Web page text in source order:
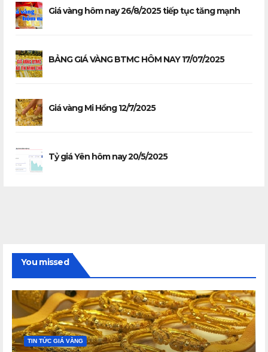
Giá vàng hôm nay 26/8/2025 tiếp tục tăng mạnh
BẢNG GIÁ VÀNG BTMC HÔM NAY 17/07/2025
Giá vàng Mi Hồng 12/7/2025
Tỷ giá Yên hôm nay 20/5/2025
You missed
TIN TỨC GIÁ VÀNG